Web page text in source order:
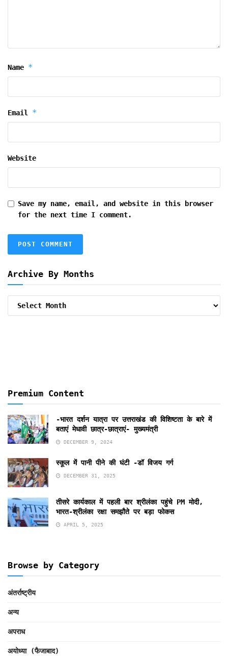
Name *
Email *
Website
Save my name, email, and website in this browser
for the next time I comment.
Archive By Months
Archive
Premium Content
-भारत दर्शन यात्रा पर उत्तराखंड की विशिष्टता के बारे में
बताएं मेधावी छात्र-छात्राएं- मुख्यमंत्री
DECEMBER 9, 2024
स्कूल में पानी पीने की घंटी -डॉ विजय गर्ग
DECEMBER 31, 2025
तीसरे कार्यकाल में पहली बार श्रीलंका पहुंचे PM मोदी,
भारत-श्रीलंका रक्षा समझौते पर बड़ा फोकस
APRIL 5, 2025
Browse by Category
अंतर्राष्ट्रीय
अन्य
अपराध
अयोध्या (फैजाबाद)